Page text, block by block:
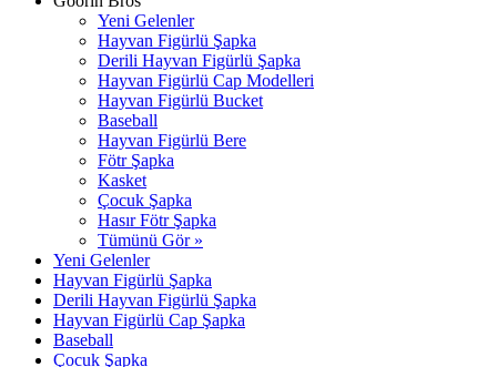
Yeni Gelenler
Hayvan Figürlü Şapka
Derili Hayvan Figürlü Şapka
Hayvan Figürlü Cap Modelleri
Hayvan Figürlü Bucket
Baseball
Hayvan Figürlü Bere
Fötr Şapka
Kasket
Çocuk Şapka
Hasır Fötr Şapka
Tümünü Gör »
Yeni Gelenler
Hayvan Figürlü Şapka
Derili Hayvan Figürlü Şapka
Hayvan Figürlü Cap Şapka
Baseball
Çocuk Şapka